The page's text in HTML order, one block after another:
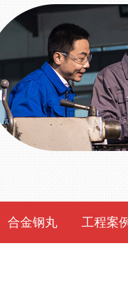
合金钢丸 工程案例